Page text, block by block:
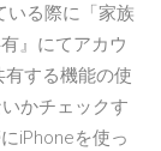
いる際に「家族
』にてアカウ
する機能の使
かチェックす
iPhoneを使っ